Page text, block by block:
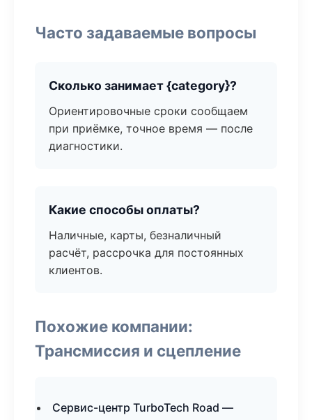
Часто задаваемые вопросы
Сколько занимает {category}?
Ориентировочные сроки сообщаем
при приёмке, точное время — после
диагностики.
Какие способы оплаты?
Наличные, карты, безналичный
расчёт, рассрочка для постоянных
клиентов.
Похожие компании:
Трансмиссия и сцепление
Сервис-центр TurboTech Road —